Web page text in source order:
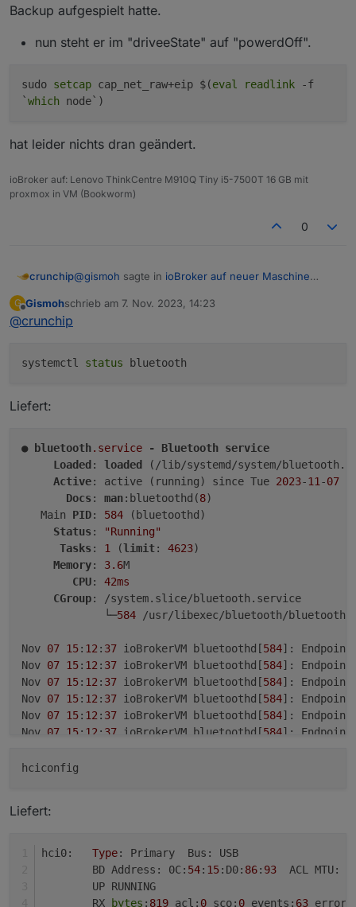
Backup aufgespielt hatte.
nun steht er im "driveeState" auf "powerdOff".
sudo setcap cap_net_raw+eip $(eval readlink -f
`which node`)
hat leider nichts dran geändert.
ioBroker auf: Lenovo ThinkCentre M910Q Tiny i5-7500T 16 GB mit
proxmox in VM (Bookworm)
0
crunchip@gismoh sagte in ioBroker auf neuer Maschine
bist du sicher das dieser auch erkannt wurde, oder
und direkt in Proxmox
G Gismohschrieb am 7. Nov. 2023, 14:23
zuletzt editiert von
@crunchip
systemctl status
Liefert:
● bluetooth.service - Bluetooth service
Loaded : loaded
(/lib/systemd/system/
Active: active (running) since Tue 2023-11-07
Docs : man:bluetoothd(8)
   Main
PID: 584 (bluetoothd)
Status :
"Running"
Tasks : 1 (limit: 4623)
Memory: 3.6M
CPU: 42ms
CGroup: /system.slice/bluetooth.service
             └─
584 /usr/libexec/bluetooth/bluetoothd
Nov 07 15: 12: 37 ioBrokerVM bluetoothd[584]:
Nov 07 15: 12: 37 ioBrokerVM bluetoothd[584]:
Nov 07 15: 12: 37 ioBrokerVM bluetoothd[584]:
Nov 07 15: 12: 37 ioBrokerVM bluetoothd[584]:
Nov 07 15: 12: 37 ioBrokerVM bluetoothd[584]:
Nov 07 15: 12 : 37 ioBrokerVM bluetoothd[584]:
Nov 07 15
lines
Liefert:
hci0: Type: Primary  Bus: USB
        BD Address: 0C:
54: 15:D0: 86: 93
  ACL MTU:
        UP RUNNING
        RX
bytes : 819 acl: 0 sco: 0 events: 63